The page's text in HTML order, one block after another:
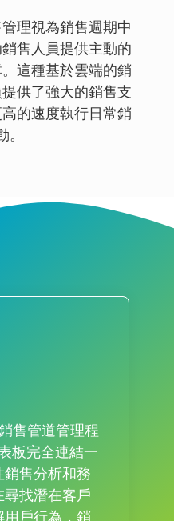
理視為銷售週期中
售人員提供主動的
這種基於雲端的銷
供了強大的銷售支
的速度執行日常銷
售管道管理程
板完全連結一
售分析和務
找潛在客戶
戶行為，銷